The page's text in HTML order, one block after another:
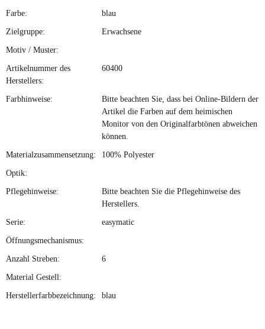
Farbe: blau
Zielgruppe: Erwachsene
Motiv / Muster:
Artikelnummer des
Herstellers:
60400
Farbhinweise:
Bitte beachten Sie, dass bei Online-Bildern der
Artikel die Farben auf dem heimischen
Monitor von den Originalfarbtönen abweichen
können.
Materialzusammensetzung: 100% Polyester
Optik:
Pflegehinweise:
Bitte beachten Sie die Pflegehinweise des
Herstellers.
Serie: easymatic
Öffnungsmechanismus:
Anzahl Streben: 6
Material Gestell:
Herstellerfarbbezeichnung: blau